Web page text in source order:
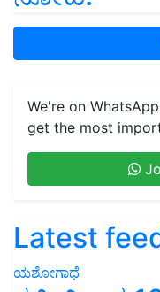
We're on
get the most
Latest
ಯಶೋಗಾಥೆ